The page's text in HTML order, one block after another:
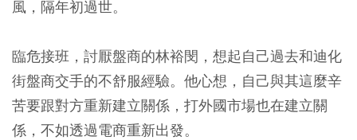
風，隔年初過世。
臨危接班，討厭盤商的林裕閔，想起自己過去和迪化
街盤商交手的不舒服經驗。他心想，自己與其這麼辛
苦要跟對方重新建立關係，打外國市場也在建立關
係，不如透過電商重新出發。